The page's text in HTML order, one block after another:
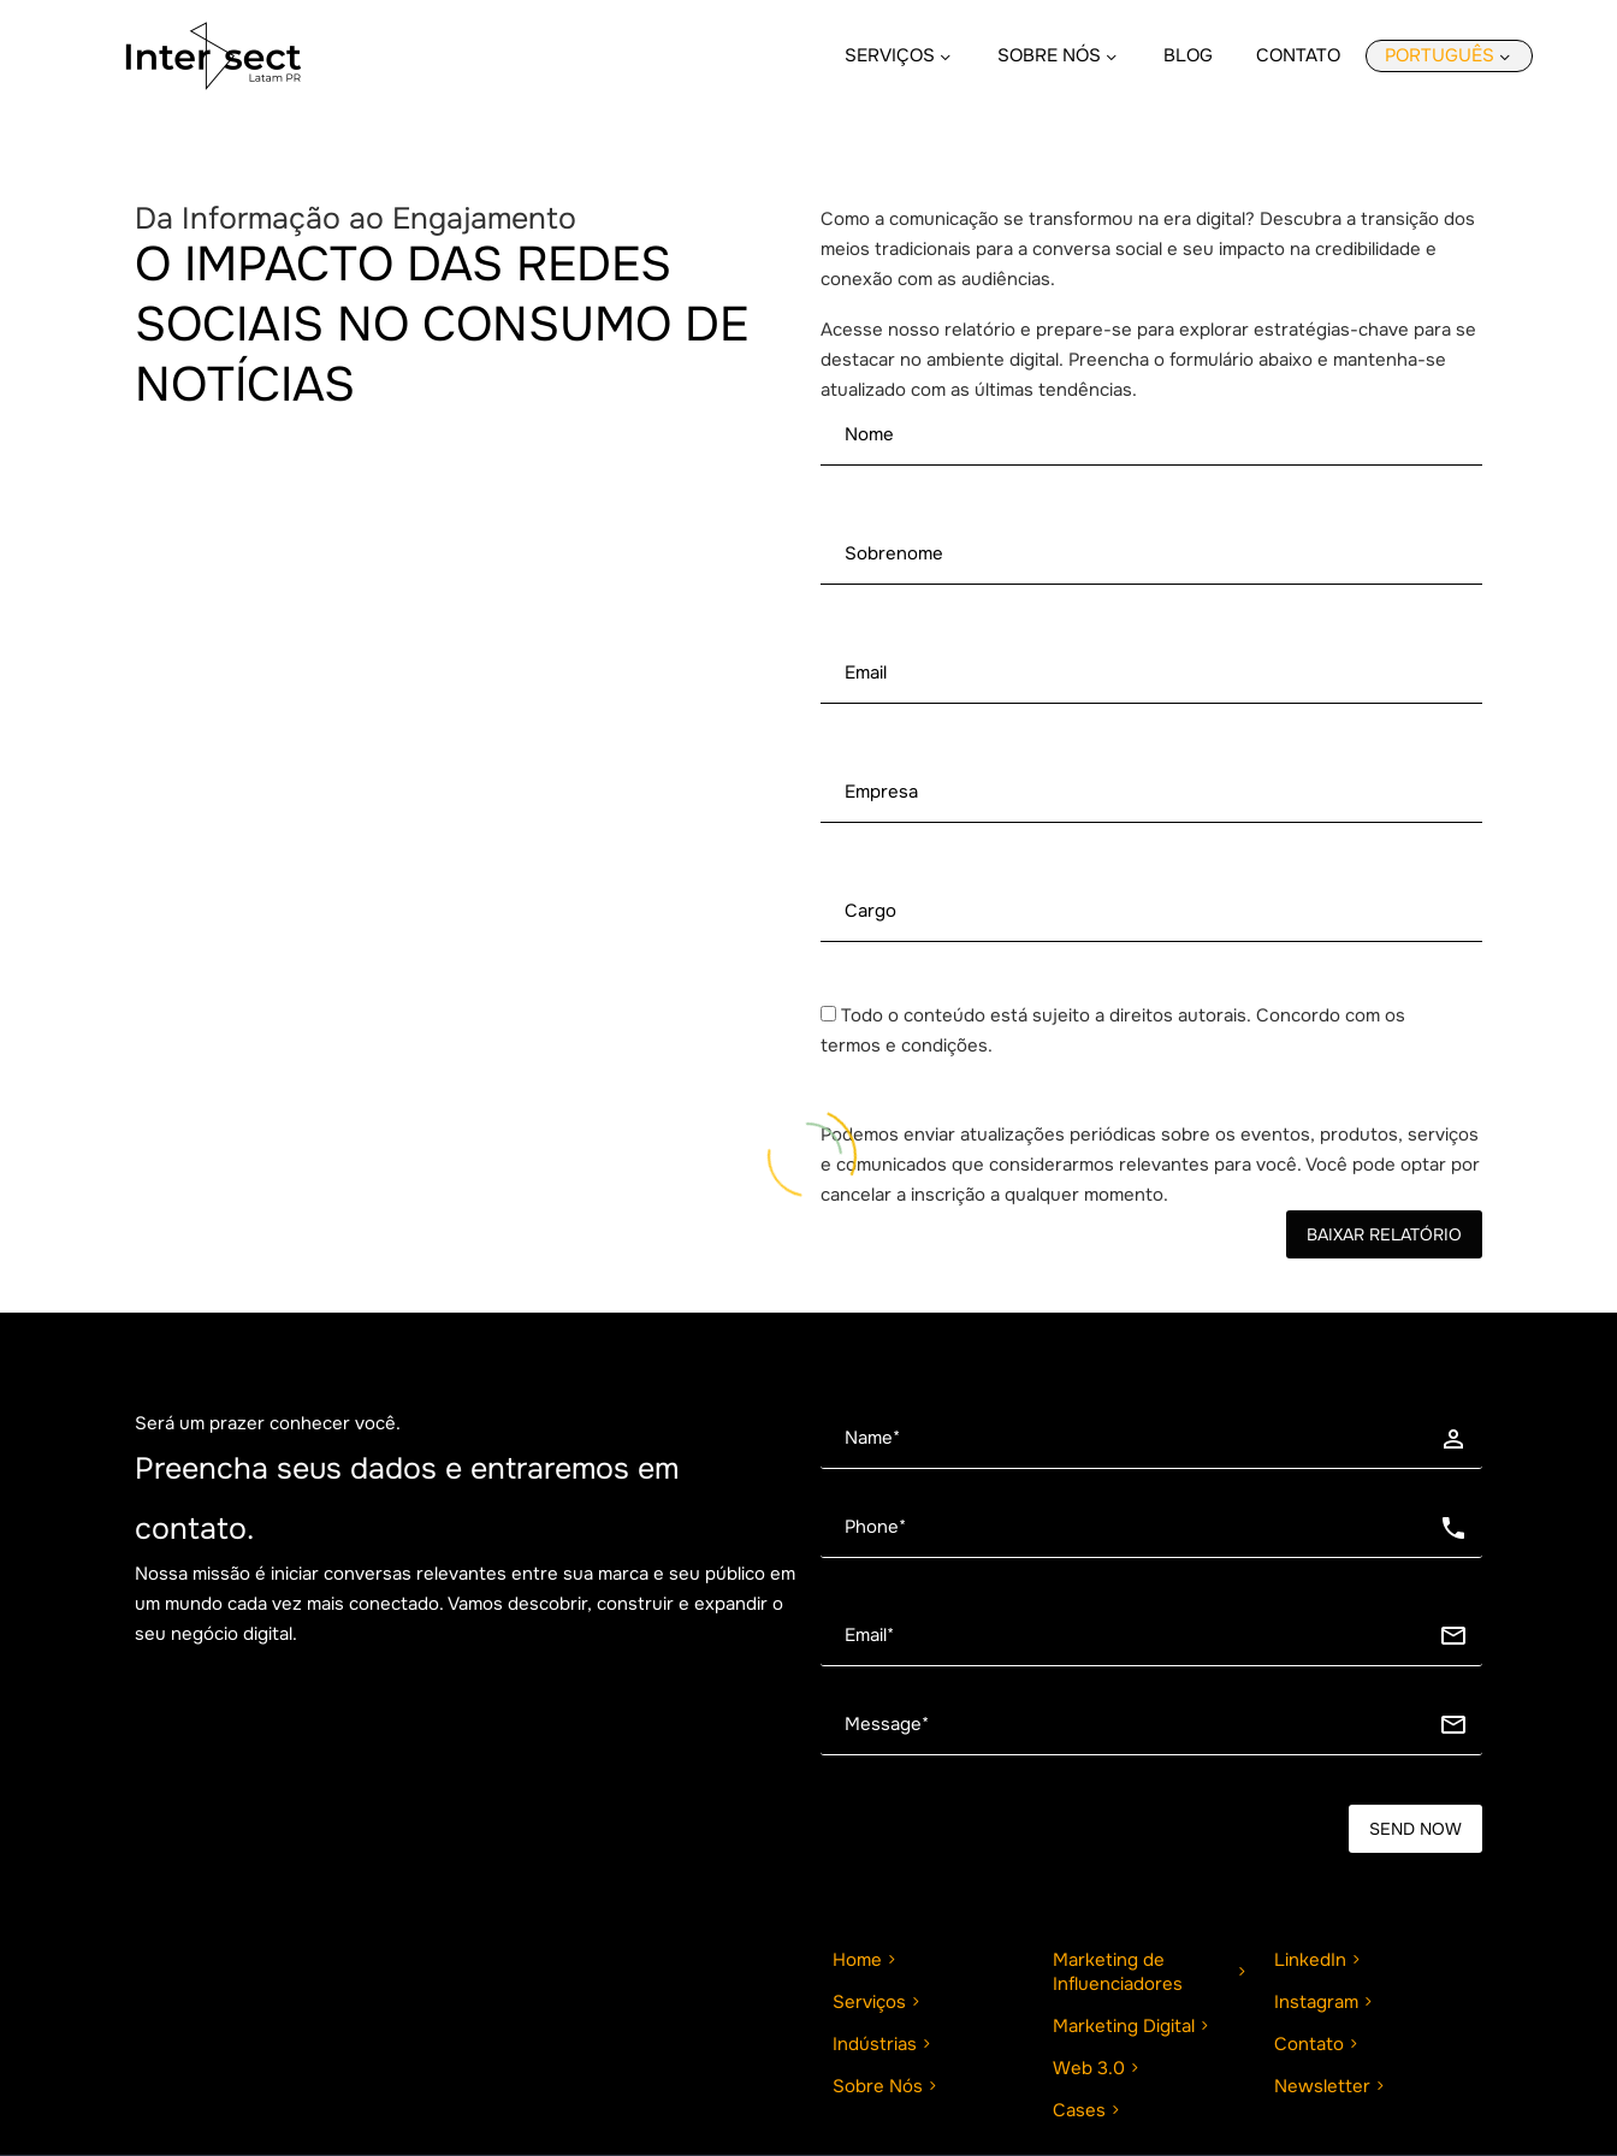
SERVIÇOS SOBRE NÓS BLOG CONTATO PORTUGUÊS
Da Informação ao Engajamento
O IMPACTO DAS REDES
SOCIAIS NO CONSUMO DE
NOTÍCIAS
Como a comunicação se transformou na era digital? Descubra a transição dos
meios tradicionais para a conversa social e seu impacto na credibilidade e
conexão com as audiências.
Acesse nosso relatório e prepare-se para explorar estratégias-chave para se
destacar no ambiente digital. Preencha o formulário abaixo e mantenha-se
atualizado com as últimas tendências.
Todo o conteúdo está sujeito a direitos autorais. Concordo com os
termos e condições.
Podemos enviar atualizações periódicas sobre os eventos, produtos, serviços
e comunicados que considerarmos relevantes para você. Você pode optar por
cancelar a inscrição a qualquer momento.
Será um prazer conhecer você.
Preencha seus dados e entraremos em
contato.
Nossa missão é iniciar conversas relevantes entre sua marca e seu público em
um mundo cada vez mais conectado. Vamos descobrir, construir e expandir o
seu negócio digital.
Home
Serviços
Indústrias
Sobre Nós
Marketing de
Influenciadores
Marketing Digital
Web 3.0
Cases
LinkedIn
Instagram
Contato
Newsletter